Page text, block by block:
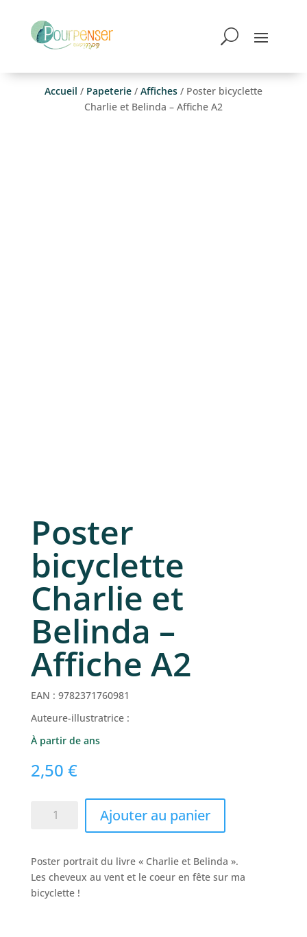
Accueil / Papeterie/ Affiches/ Poster bicyclette
Charlie et Belinda – Affiche A2
Poster
bicyclette
Charlie et
Belinda –
Affiche A2
EAN : 9782371760981
Auteure-illustratrice :
À partir de ans
2,50 €
quantité
bicyclette
Charlie
et
Ajouter au panier
Poster portrait du livre « Charlie et Belinda ».
Les cheveux au vent et le coeur en fête sur ma
bicyclette !